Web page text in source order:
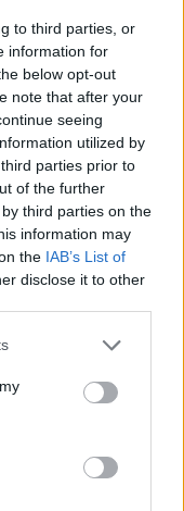
to third parties, or
information for
below opt-out
note that after your
seeing
utilized by
parties prior to
of the further
third parties on the
information may
the IAB’s List of
disclose it to other
or more Google
You may click to
party tags to
in below Google
tartozó IP
manipulálta